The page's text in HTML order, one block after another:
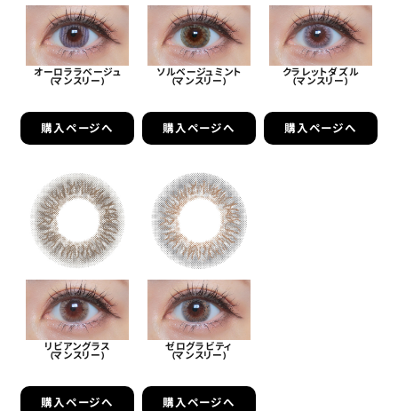
オーロララベージュ
(マンスリー)
購入ページへ
ソルベージュミント
(マンスリー)
購入ページへ
クラレットダズル
(マンスリー)
購入ページへ
リビアングラス
(マンスリー)
購入ページへ
ゼログラビティ
(マンスリー)
購入ページへ